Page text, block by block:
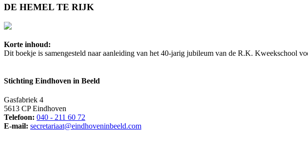
DE HEMEL TE RIJK
Korte inhoud:
Dit boekje is samengesteld naar aanleiding van het 40-jarig jubileum van de R.K. Kweekschool
Stichting Eindhoven in Beeld
Gasfabriek 4
5613 CP Eindhoven
Telefoon: 040 - 211 60 72
E-mail: secretariaat@eindhoveninbeeld.com